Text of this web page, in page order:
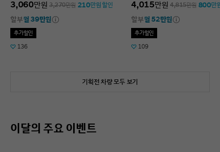
3,060만원 3,270만원 210만원 할인
할부월 39만원
추가할인
136
4,015만원 4,815만원 800만
할부월 52만원
추가할인
109
기획전 차량 모두 보기
이달의 주요 이벤트